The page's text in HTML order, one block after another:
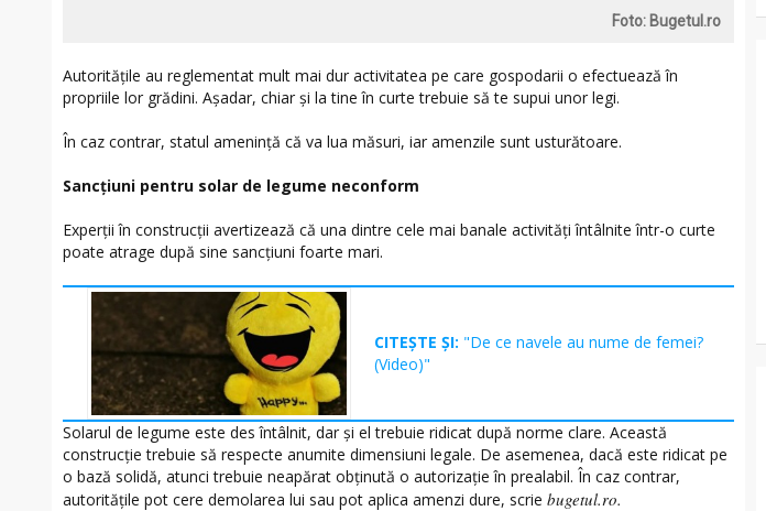
Foto: Bugetul.ro
Autoritățile au reglementat mult mai dur activitatea pe care gospodarii o efectuează în
propriile lor grădini. Așadar, chiar şi la tine în curte trebuie să te supui unor legi.
În caz contrar, statul amenință că va lua măsuri, iar amenzile sunt usturătoare.
Sancţiuni pentru solar de legume neconform
Experţii în construcţii avertizează că una dintre cele mai banale activităţi întâlnite într-o curte
poate atrage după sine sancţiuni foarte mari.
CITEȘTE ȘI: "De ce navele au nume de femei?
(Video)"
Solarul de legume este des întâlnit, dar şi el trebuie ridicat după norme clare. Această
construcţie trebuie să respecte anumite dimensiuni legale. De asemenea, dacă este ridicat pe
o bază solidă, atunci trebuie neapărat obținută o autorizație în prealabil. În caz contrar,
autoritățile pot cere demolarea lui sau pot aplica amenzi dure, scrie bugetul.ro.